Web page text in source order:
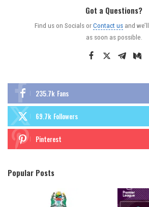
Got a Questions?
Find us on Socials orContact us and
as soon as possible.
235.7k Fans
69.7k Followers
Pinterest
Popular Posts